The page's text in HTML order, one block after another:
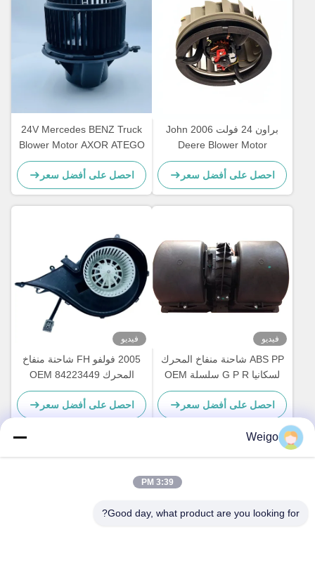
براون 24 فولت 2006 John
Deere Blower Motor
AL58527 62412082 ضمان
عام واحد
احصل على أفضل سعر
24V Mercedes BENZ Truck
Blower Motor AXOR ATEGO
OEM A0038300108
احصل على أفضل سعر
فيديو
ABS PP شاحنة منفاخ المحرك
لسكانيا G P R سلسلة OEM
1854876 2195206 1854877
DDSC003TT
احصل على أفضل سعر
فيديو
2005 فولفو FH شاحنة منفاخ
المحرك OEM 84223449
82349000 7482349000
احصل على أفضل سعر
عنوان
Weigo
3:39 PM
Good day, what product are you looking for?